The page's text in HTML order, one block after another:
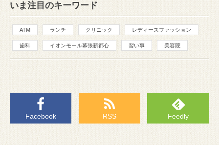
いま注目のキーワード
ATM ランチ クリニック レディースファッション
歯科 イオンモール幕張新都心 習い事 美容院
Facebook RSS Feedly